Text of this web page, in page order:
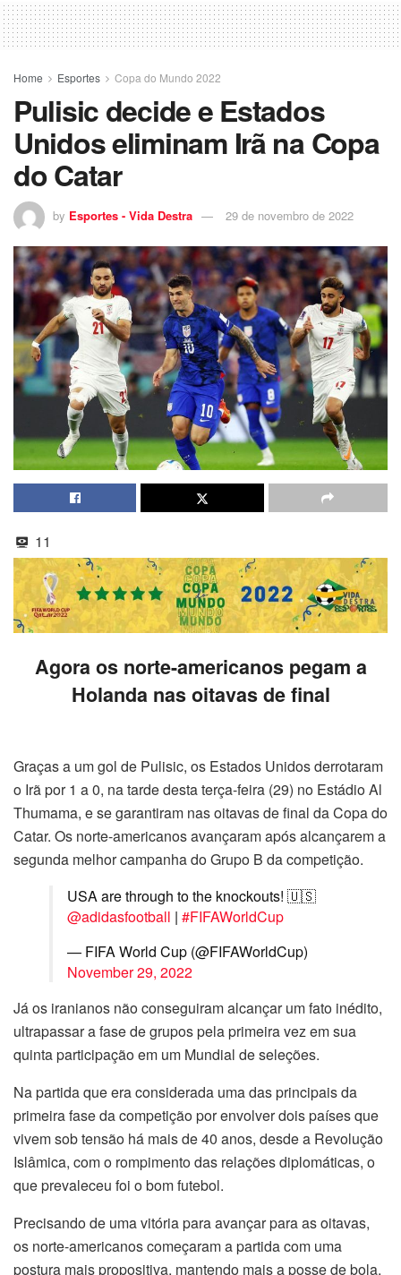
Home Esportes Copa do Mundo 2022
Pulisic decide e Estados
Unidos eliminam Irã na Copa
do Catar
by Esportes - Vida Destra 29 de novembro de 2022
11
Agora os norte-americanos pegam a
Holanda nas oitavas de final
Graças a um gol de Pulisic, os Estados Unidos derrotaram
o Irã por 1 a 0, na tarde desta terça-feira (29) no Estádio Al
Thumama, e se garantiram nas oitavas de final da Copa do
Catar. Os norte-americanos avançaram após alcançarem a
segunda melhor campanha do Grupo B da competição.
USA are through to the knockouts! 🇺🇸
@adidasfootball | #FIFAWorldCup
— FIFA World Cup (@FIFAWorldCup)
November 29, 2022
Já os iranianos não conseguiram alcançar um fato inédito,
ultrapassar a fase de grupos pela primeira vez em sua
quinta participação em um Mundial de seleções.
Na partida que era considerada uma das principais da
primeira fase da competição por envolver dois países que
vivem sob tensão há mais de 40 anos, desde a Revolução
Islâmica, com o rompimento das relações diplomáticas, o
que prevaleceu foi o bom futebol.
Precisando de uma vitória para avançar para as oitavas,
os norte-americanos começaram a partida com uma
postura mais propositiva, mantendo mais a posse de bola,